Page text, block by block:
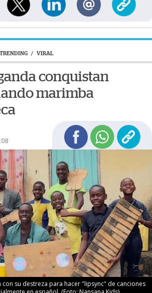
TRENDING / VIRAL
conquistan
marimba
su destreza para hacer "lipsync" de canciones